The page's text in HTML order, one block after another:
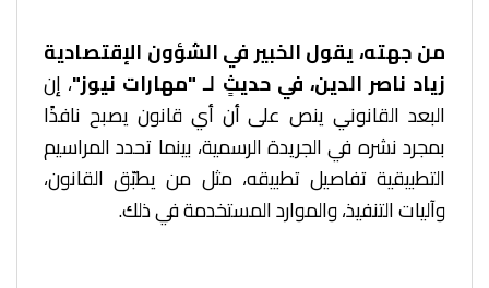
من جهته، يقولالخبير في الشؤون الإقتصادية
زياد ناصر الدين، في حديثٍ لـ "مهارات نيوز"، إن
البعد القانوني ينص على أن أي قانون يصبح نافذًا
بمجرد نشره في الجريدة الرسمية، بينما تحدد المراسيم
التطبيقية تفاصيل تطبيقه، مثل من يطبّق القانون،
وآليات التنفيذ، والموارد المستخدمة في ذلك.